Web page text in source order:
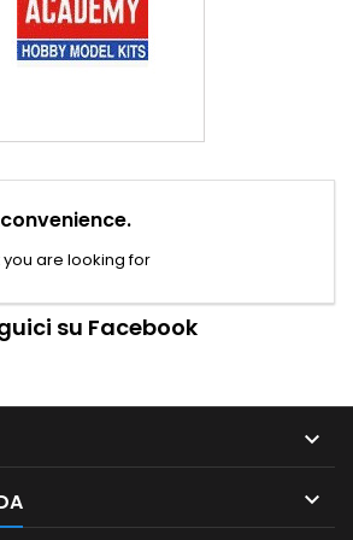
are looking for
su Facebook

